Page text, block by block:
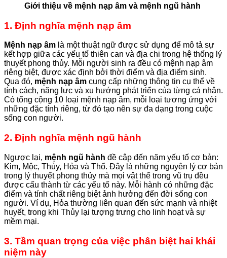
Giới thiệu về mệnh nạp âm và mệnh ngũ hành
1. Định nghĩa mệnh nạp âm
Mệnh nạp âm là một thuật ngữ được sử dụng để mô tả sự
kết hợp giữa các yếu tố thiên can và địa chi trong hệ thống lý
thuyết phong thủy. Mỗi người sinh ra đều có mệnh nạp âm
riêng biệt, được xác định bởi thời điểm và địa điểm sinh.
Qua đó, mệnh nạp âm cung cấp những thông tin cụ thể về
tính cách, năng lực và xu hướng phát triển của từng cá nhân.
Có tổng cộng 10 loại mệnh nạp âm, mỗi loại tương ứng với
những đặc tính riêng, từ đó tạo nên sự đa dạng trong cuộc
sống con người.
2. Định nghĩa mệnh ngũ hành
Ngược lại, mệnh ngũ hành đề cập đến năm yếu tố cơ bản:
Kim, Mộc, Thủy, Hỏa và Thổ. Đây là những nguyên lý cơ bản
trong lý thuyết phong thủy mà mọi vật thể trong vũ trụ đều
được cấu thành từ các yếu tố này. Mỗi hành có những đặc
điểm và tính chất riêng biệt ảnh hưởng đến đời sống con
người. Ví dụ, Hỏa thường liên quan đến sức mạnh và nhiệt
huyết, trong khi Thủy lại tượng trưng cho linh hoạt và sự
mềm mại.
3. Tầm quan trọng của việc phân biệt hai khái
niệm này